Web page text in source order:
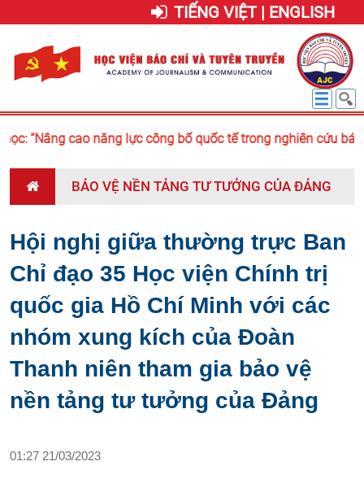
TIẾNG VIỆT | ENGLISH
“Nâng cao năng lực công bố quốc tế trong nghiên cứu
BẢO VỆ NỀN TẢNG TƯ TƯỞNG CỦA ĐẢNG
Hội nghị giữa thường trực Ban
Chỉ đạo 35 Học viện Chính trị
quốc gia Hồ Chí Minh với các
nhóm xung kích của Đoàn
Thanh niên tham gia bảo vệ
nền tảng tư tưởng của Đảng
01:27 21/03/2023